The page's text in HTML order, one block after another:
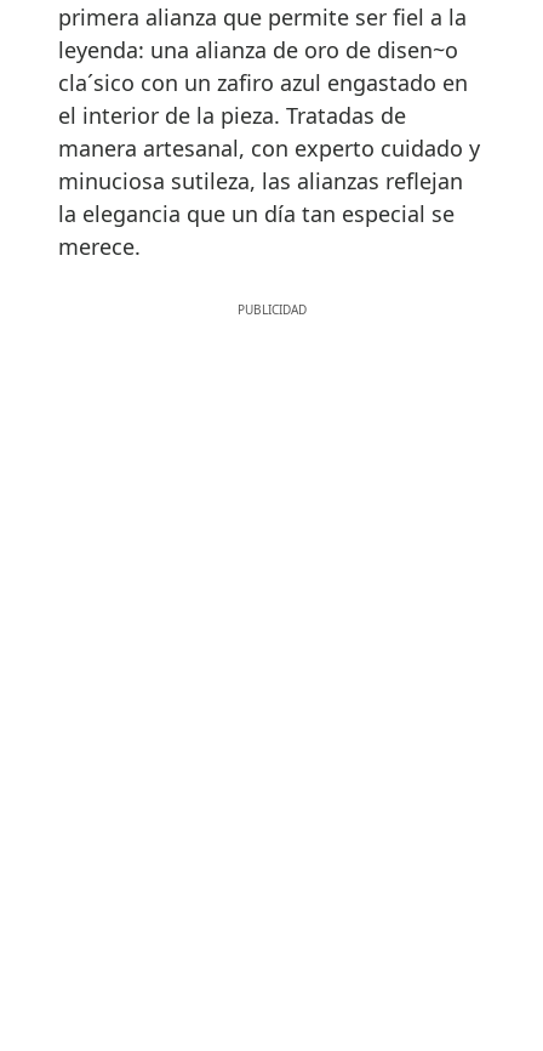
primera alianza que permite ser fiel a la
leyenda: una alianza de oro de disen~o
cla´sico con un zafiro azul engastado en
el interior de la pieza. Tratadas de
manera artesanal, con experto cuidado y
minuciosa sutileza, las alianzas reflejan
la elegancia que un día tan especial se
merece.